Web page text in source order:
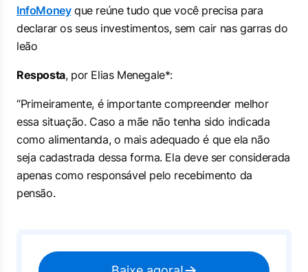
InfoMoneyque reúne tudo que você precisa para
declarar os seus investimentos, sem cair nas garras do
leão
Resposta, por Elias Menegale*:
“Primeiramente, é importante compreender melhor
essa situação. Caso a mãe não tenha sido indicada
como alimentanda, o mais adequado é que ela não
seja cadastrada dessa forma. Ela deve ser considerada
apenas como responsável pelo recebimento da
pensão.